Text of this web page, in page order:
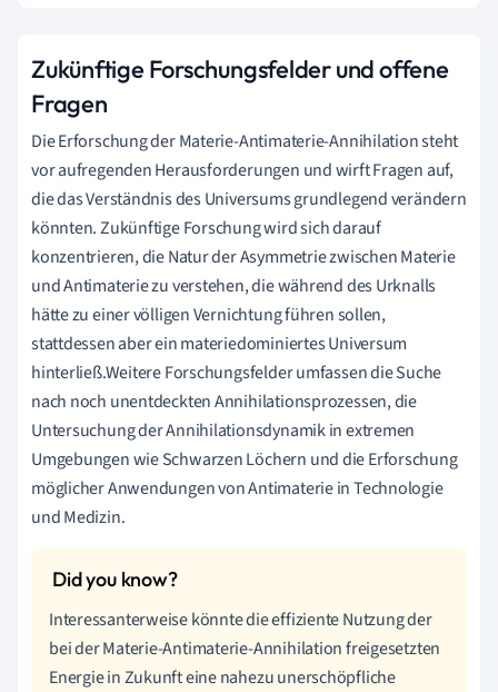
Zukünftige Forschungsfelder und offene
Fragen
Die Erforschung der Materie-Antimaterie-Annihilation steht
vor aufregenden Herausforderungen und wirft Fragen auf,
die das Verständnis des Universums grundlegend verändern
könnten. Zukünftige Forschung wird sich darauf
konzentrieren, die Natur der Asymmetrie zwischen Materie
und Antimaterie zu verstehen, die während des Urknalls
hätte zu einer völligen Vernichtung führen sollen,
stattdessen aber ein materiedominiertes Universum
hinterließ.Weitere Forschungsfelder umfassen die Suche
nach noch unentdeckten Annihilationsprozessen, die
Untersuchung der Annihilationsdynamik in extremen
Umgebungen wie Schwarzen Löchern und die Erforschung
möglicher Anwendungen von Antimaterie in Technologie
und Medizin.
Interessanterweise könnte die effiziente Nutzung der
bei der Materie-Antimaterie-Annihilation freigesetzten
Energie in Zukunft eine nahezu unerschöpfliche